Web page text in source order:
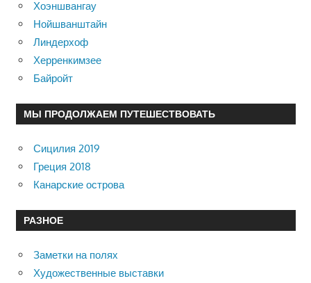
Хоэншвангау
Нойшванштайн
Линдерхоф
Херренкимзее
Байройт
МЫ ПРОДОЛЖАЕМ ПУТЕШЕСТВОВАТЬ
Сицилия 2019
Греция 2018
Канарские острова
РАЗНОЕ
Заметки на полях
Художественные выставки